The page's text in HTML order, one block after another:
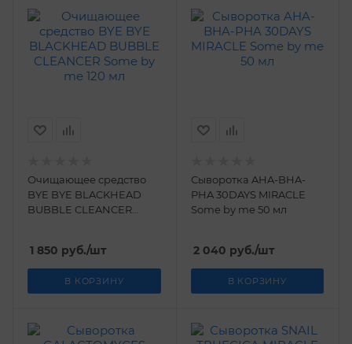
Очищающее средство
BYE BYE BLACKHEAD
BUBBLE CLEANCER
1 850 руб./шт
В КОРЗИНУ
Сыворотка AHA-BHA-
PHA 30DAYS MIRACLE
Some by me 50 мл
2 040 руб./шт
В КОРЗИНУ